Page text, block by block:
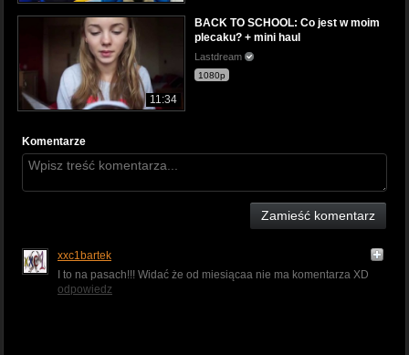
11:34
BACK TO SCHOOL: Co jest w moim
plecaku? + mini haul
Lastdream
1080p
Komentarze
Zamieść komentarz
xxc1bartek
I to na pasach!!! Widać że od miesiącaa nie ma komentarza XD
odpowiedz